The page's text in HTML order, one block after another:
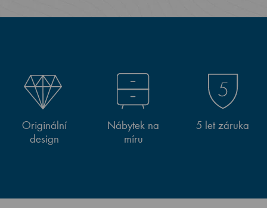
Originální
design
Nábytek na
míru
5 let záruka